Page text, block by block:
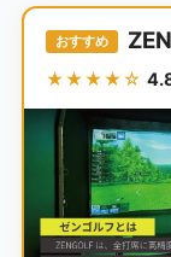
おすすめ
★★★★☆